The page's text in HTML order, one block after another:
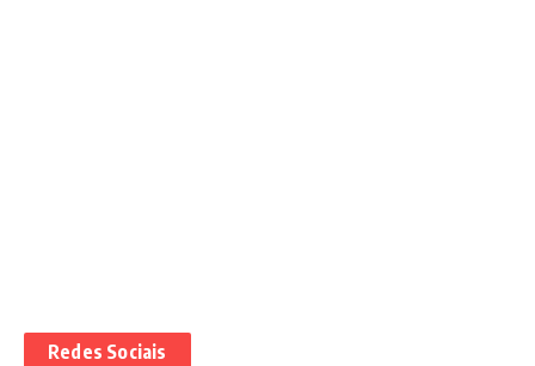
Redes Sociais